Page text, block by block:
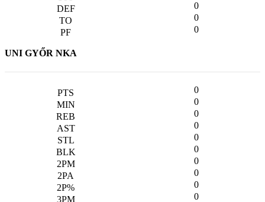
0
0
0
UNI GYŐR NKA
0
0
0
0
0
0
0
0
0
0